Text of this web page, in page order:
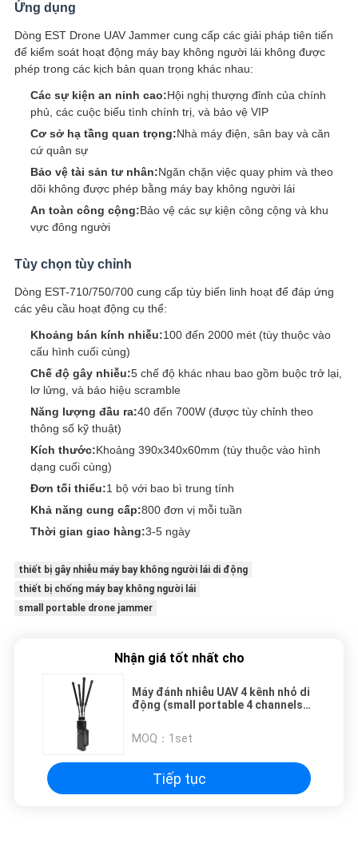
Ứng dụng
Dòng EST Drone UAV Jammer cung cấp các giải pháp tiên tiến
để kiểm soát hoạt động máy bay không người lái không được
phép trong các kịch bản quan trọng khác nhau:
Các sự kiện an ninh cao:Hội nghị thượng đỉnh của chính
phủ, các cuộc biểu tình chính trị, và bảo vệ VIP
Cơ sở hạ tầng quan trọng:Nhà máy điện, sân bay và căn
cứ quân sự
Bảo vệ tài sản tư nhân:Ngăn chặn việc quay phim và theo
dõi không được phép bằng máy bay không người lái
An toàn công cộng:Bảo vệ các sự kiện công cộng và khu
vực đông người
Tùy chọn tùy chỉnh
Dòng EST-710/750/700 cung cấp tùy biến linh hoạt để đáp ứng
các yêu cầu hoạt động cụ thể:
Khoảng bán kính nhiễu:100 đến 2000 mét (tùy thuộc vào
cấu hình cuối cùng)
Chế độ gây nhiễu:5 chế độ khác nhau bao gồm buộc trở lại,
lơ lửng, và báo hiệu scramble
Năng lượng đầu ra:40 đến 700W (được tùy chỉnh theo
thông số kỹ thuật)
Kích thước:Khoảng 390x340x60mm (tùy thuộc vào hình
dạng cuối cùng)
Đơn tối thiểu:1 bộ với bao bì trung tính
Khả năng cung cấp:800 đơn vị mỗi tuần
Thời gian giao hàng:3-5 ngày
thiết bị gây nhiễu máy bay không người lái di động
thiết bị chống máy bay không người lái
small portable drone jammer
Nhận giá tốt nhất cho
Máy đánh nhiễu UAV 4 kênh nhỏ di
động (small portable 4 channels
Jamming range 50-500 meters)
Công nghệ để giảm thiểu mối đe
MOQ： 1set
Tiếp tục